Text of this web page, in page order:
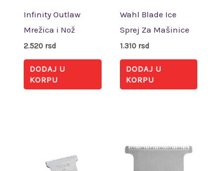
Infinity Outlaw
Mrežica i Nož
2.520 rsd
DODAJ U
KORPU
Wahl Blade Ice
Sprej Za Mašinice
1.310 rsd
DODAJ U
KORPU